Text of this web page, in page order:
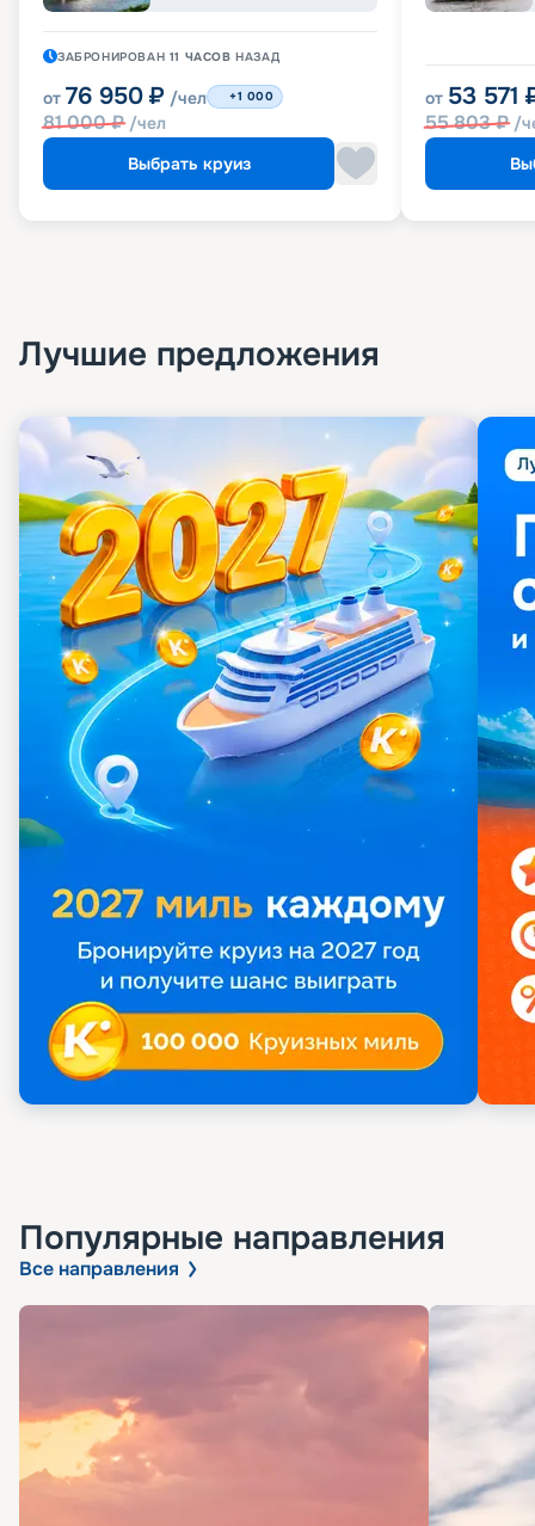
ЗАБРОНИРОВАН 11 ЧАСОВ НАЗАД
от 76 950 ₽ /чел
81 000₽ /чел
+1 000
Выбрать круиз
от 53 571
55 803₽ /
Лучшие предложения
Популярные направления
Все направления